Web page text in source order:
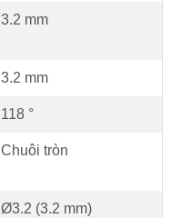
3.2 mm
3.2 mm
118 °
Chuôi tròn
Ø3.2 (3.2 mm)